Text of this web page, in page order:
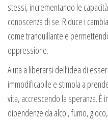
stessi, incrementando le
conoscenza di se. Riduce i
come tranquillante e
oppressione.
Aiuta a liberarsi dell’idea di
immodificabile e stimola a
vita, accrescendo la speranza. È
dipendenze da alcol, fumo,